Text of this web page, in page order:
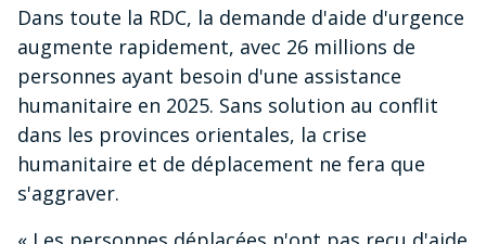
Dans toute la RDC, la demande d'aide d'urgence
augmente rapidement, avec 26 millions de
personnes ayant besoin d'une assistance
humanitaire en 2025. Sans solution au conflit
dans les provinces orientales, la crise
humanitaire et de déplacement ne fera que
s'aggraver.